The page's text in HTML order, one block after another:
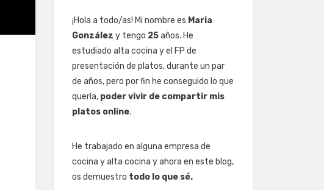
¡Hola a todo/as! Mi nombre es Maria
González y tengo 25años. He
estudiado alta cocina y el FP de
presentación de platos, durante un par
de años, pero por fin he conseguido lo que
quería, poder vivir de compartir mis
platos online.
He trabajado en alguna empresa de
cocina y alta cocina y ahora en este blog,
os demuestro todo lo que sé.